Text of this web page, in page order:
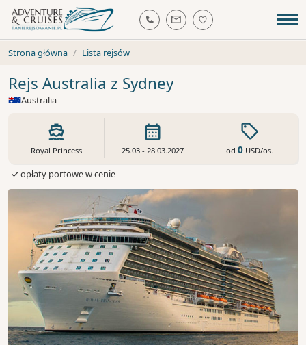
Strona główna Lista rejsów
Rejs Australia z Sydney
Australia
Royal Princess 25.03 - 28.03.2027 od 0USD/os.
✓ opłaty portowe w cenie